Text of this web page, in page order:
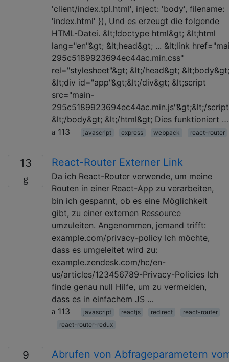
'client/index.tpl.html', inject: 'body', filename:
'index.html' }), Und es erzeugt die folgende
HTML-Datei. &lt;!doctype html&gt; &lt;html
lang="en"&gt; &lt;head&gt; ... &lt;link
295c5189923694ec44ac.min.css"
rel="stylesheet"&gt; &lt;/head&gt; &lt;body&gt;
&lt;div id="app"&gt;&lt;/div&gt; &lt;script
src="main-
295c5189923694ec44ac.min.js"&gt;&lt;/
&lt;/body&gt; &lt;/html&gt; Dies funktioniert …
113
javascript express webpack react-router
13 React-Router Externer Link
Da ich React-Router verwende, um meine
Routen in einer React-App zu verarbeiten,
bin ich gespannt, ob es eine Möglichkeit
gibt, zu einer externen Ressource
umzuleiten. Angenommen, jemand trifft:
example.com/privacy-policy Ich möchte,
dass es umgeleitet wird zu:
example.zendesk.com/hc/en-
us/articles/123456789-Privacy-Policies Ich
finde genau null Hilfe, um zu vermeiden,
dass es in einfachem JS …
113
javascript reactjs redirect
react-router
react-router-redux
9
Abrufen von Abfrageparametern